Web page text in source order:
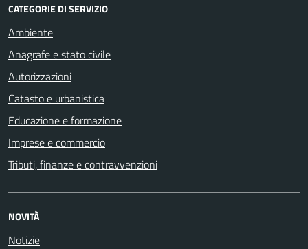
CATEGORIE DI SERVIZIO
Ambiente
Anagrafe e stato civile
Autorizzazioni
Catasto e urbanistica
Educazione e formazione
Imprese e commercio
Tributi, finanze e contravvenzioni
NOVITÀ
Notizie